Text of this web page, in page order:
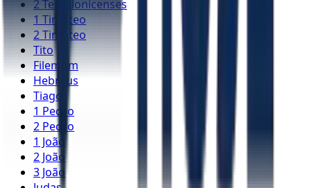
2 Tessalonicenses
1 Timóteo
2 Timóteo
Tito
Filemom
Hebreus
Tiago
1 Pedro
2 Pedro
1 João
2 João
3 João